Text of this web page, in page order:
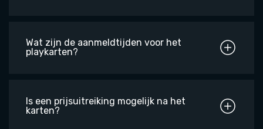
Wat zijn de aanmeldtijden voor het
playkarten?
Is een prijsuitreiking mogelijk na het
karten?